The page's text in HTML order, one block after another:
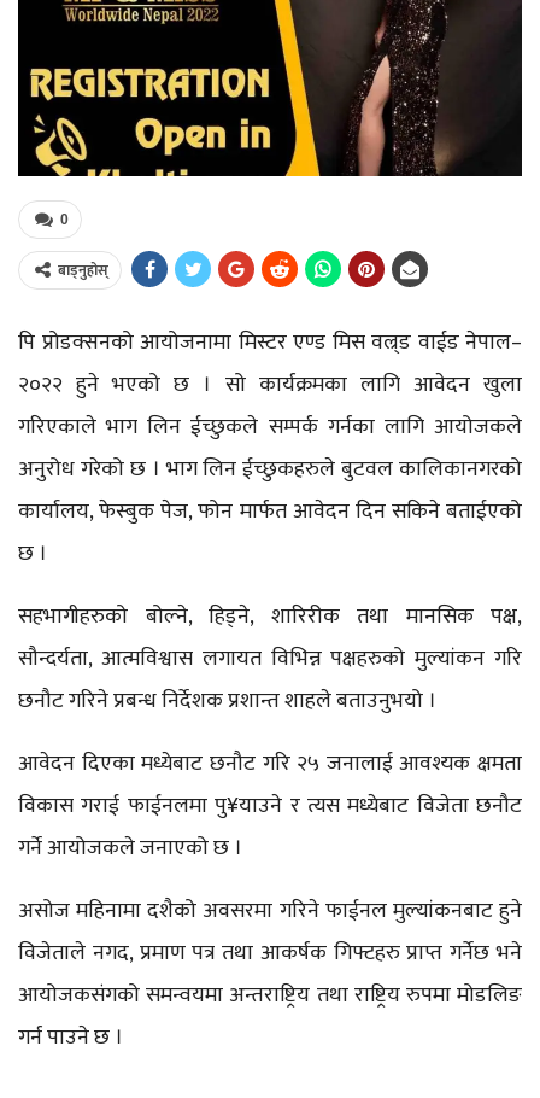
0
बाड्नुहोस्
पि प्रोडक्सनको आयोजनामा मिस्टर एण्ड मिस वल्र्ड वाईड नेपाल–
२०२२ हुने भएको छ । सो कार्यक्रमका लागि आवेदन खुला
गरिएकाले भाग लिन ईच्छुकले सम्पर्क गर्नका लागि आयोजकले
अनुरोध गरेको छ । भाग लिन ईच्छुकहरुले बुटवल कालिकानगरको
कार्यालय, फेस्बुक पेज, फोन मार्फत आवेदन दिन सकिने बताईएको
छ ।
सहभागीहरुको बोल्ने, हिड्ने, शारिरीक तथा मानसिक पक्ष,
सौन्दर्यता, आत्मविश्वास लगायत विभिन्न पक्षहरुको मुल्यांकन गरि
छनौट गरिने प्रबन्ध निर्देशक प्रशान्त शाहले बताउनुभयो ।
आवेदन दिएका मध्येबाट छनौट गरि २५ जनालाई आवश्यक क्षमता
विकास गराई फाईनलमा पु¥याउने र त्यस मध्येबाट विजेता छनौट
गर्ने आयोजकले जनाएको छ ।
असोज महिनामा दशैको अवसरमा गरिने फाईनल मुल्यांकनबाट हुने
विजेताले नगद, प्रमाण पत्र तथा आकर्षक गिफ्टहरु प्राप्त गर्नेछ भने
आयोजकसंगको समन्वयमा अन्तराष्ट्रिय तथा राष्ट्रिय रुपमा मोडलिङ
गर्न पाउने छ ।